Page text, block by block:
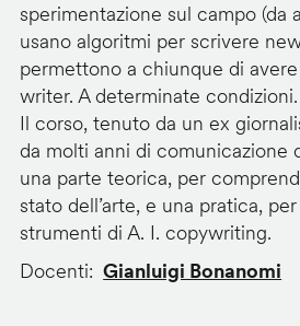
sperimentazione sul campo (da
usano algoritmi per scrivere
permettono a chiunque di
writer. A determinate condizioni.
Il corso, tenuto da un ex
da molti anni di comunicazione
una parte teorica, per
stato dell’arte, e una pratica,
strumenti di A. I. copywriting.
Docenti
Gianluigi Bonanomi